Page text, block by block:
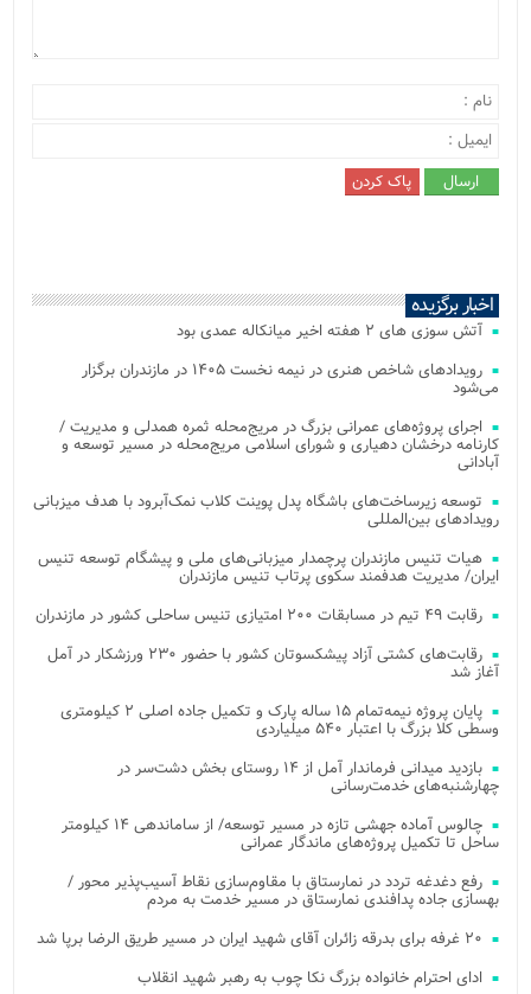
اخبار برگزیده
آتش‌ سوزی‌ های ۲ هفته اخیر میانکاله عمدی بود
رویدادهای شاخص هنری در نیمه نخست ۱۴۰۵ در مازندران برگزار
می‌شود
اجرای پروژه‌های عمرانی بزرگ در مریج‌محله ثمره همدلی و مدیریت /
کارنامه درخشان دهیاری و شورای اسلامی مریج‌محله در مسیر توسعه و
آبادانی
توسعه زیرساخت‌های باشگاه پدل پوینت کلاب نمک‌آبرود با هدف میزبانی
رویدادهای بین‌المللی
هیات تنیس مازندران پرچمدار میزبانی‌های ملی و پیشگام توسعه تنیس
ایران/ مدیریت هدفمند سکوی پرتاب تنیس مازندران
رقابت ۴۹ تیم در مسابقات ۲۰۰ امتیازی تنیس ساحلی کشور در مازندران
رقابت‌های کشتی آزاد پیشکسوتان کشور با حضور ۲۳۰ ورزشکار در آمل
آغاز شد
پایان پروژه نیمه‌تمام ۱۵ ساله پارک و تکمیل جاده اصلی ۲ کیلومتری
وسطی کلا بزرگ با اعتبار ۵۴۰ میلیاردی
بازدید میدانی فرماندار آمل از ۱۴ روستای بخش دشت‌سر در
چهارشنبه‌های خدمت‌رسانی
چالوس آماده جهشی تازه در مسیر توسعه/ از ساماندهی ۱۴ کیلومتر
ساحل تا تکمیل پروژه‌های ماندگار عمرانی
رفع دغدغه تردد در نمارستاق با مقاوم‌سازی نقاط آسیب‌پذیر محور /
بهسازی جاده پدافندی نمارستاق در مسیر خدمت به مردم
۲۰ غرفه برای بدرقه زائران آقای شهید ایران در مسیر طریق الرضا برپا شد
ادای احترام خانواده بزرگ نکا چوب به رهبر شهید انقلاب